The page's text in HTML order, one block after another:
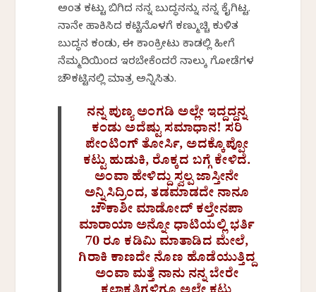
ಅಂತ ಕಟ್ಟು ಬಿಗಿದ ನನ್ನ ಬುದ್ಧನನ್ನು ನನ್ನ ಕೈಗಿಟ್ಟ.
ನಾನೇ ಹಾಕಿಸಿದ ಕಟ್ಟಿನೊಳಗೆ ಕಣ್ಮುಚ್ಚಿ ಕುಳಿತ
ಬುದ್ಧನ ಕಂಡು, ಈ ಕಾಂಕ್ರೀಟು ಕಾಡಲ್ಲಿ ಹೀಗೆ
ನೆಮ್ಮದಿಯಿಂದ ಇರಬೇಕೆಂದರೆ ನಾಲ್ಕು ಗೋಡೆಗಳ
ಚೌಕಟ್ಟಿನಲ್ಲಿ ಮಾತ್ರ ಅನ್ನಿಸಿತು.
ನನ್ನ ಪುಣ್ಯ ಅಂಗಡಿ ಅಲ್ಲೇ ಇದ್ದದ್ದನ್ನ
ಕಂಡು ಅದೆಷ್ಟು ಸಮಾಧಾನ! ಸರಿ
ಪೇಂಟಿಂಗ್ ತೋರ್ಸಿ, ಅದಕ್ಕೊಪ್ಪೋ
ಕಟ್ಟು ಹುಡುಕಿ, ರೊಕ್ಕದ ಬಗ್ಗೆ ಕೇಳಿದೆ.
ಅಂವಾ ಹೇಳಿದ್ದು ಸ್ವಲ್ಪ ಜಾಸ್ತೀನೇ
ಅನ್ನಿಸಿದ್ರಿಂದ, ತಡಮಾಡದೇ ನಾನೂ
ಚೌಕಾಶೀ ಮಾಡೋದ್ ಕಲ್ತೇನಪಾ
ಮಾರಾಯಾ ಅನ್ನೋ ಧಾಟಿಯಲ್ಲಿ ಭರ್ತಿ
70 ರೂ ಕಡಿಮಿ ಮಾತಾಡಿದ ಮೇಲೆ,
ಗಿರಾಕಿ ಕಾಣದೇ ನೊಣ ಹೊಡೆಯುತ್ತಿದ್ದ
ಅಂವಾ ಮತ್ತೆ ನಾನು ನನ್ನ ಬೇರೇ